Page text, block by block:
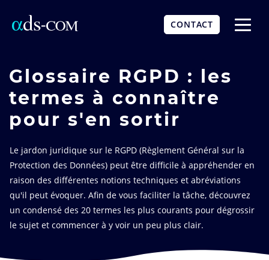
CONTACT
Glossaire RGPD : les
termes à connaître
pour s'en sortir
Le jardon juridique sur le RGPD (Règlement Général sur la
Protection des Données) peut être difficile à appréhender en
raison des différentes notions techniques et abréviations
qu'il peut évoquer. Afin de vous faciliter la tâche, découvrez
un condensé des 20 termes les plus courants pour dégrossir
le sujet et commencer à y voir un peu plus clair.